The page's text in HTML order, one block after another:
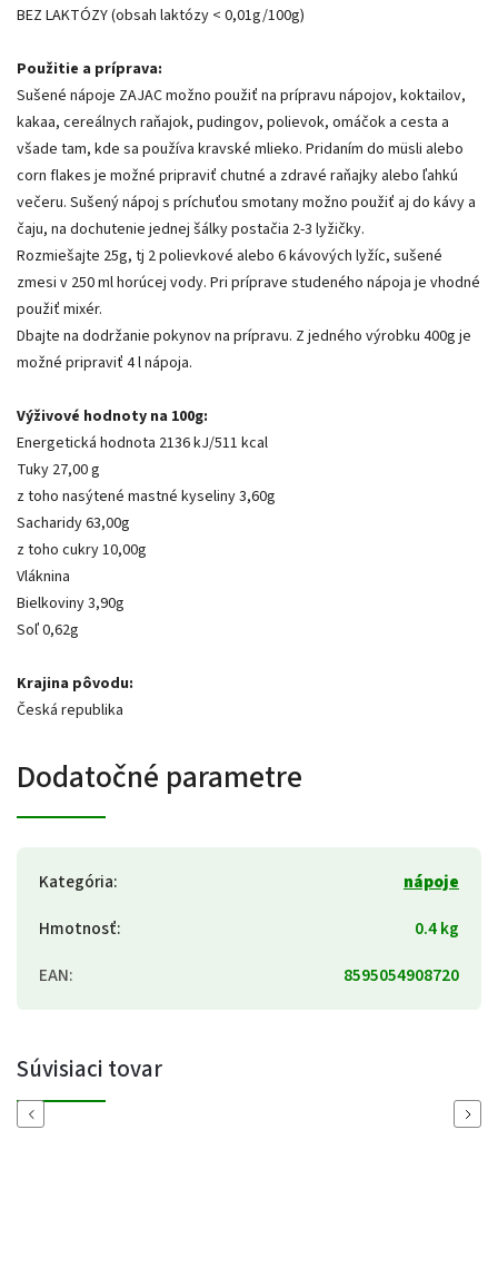
BEZ LAKTÓZY (obsah laktózy < 0,01g/100g)
Použitie a príprava:
Sušené nápoje ZAJAC možno použiť na prípravu nápojov, koktailov,
kakaa, cereálnych raňajok, pudingov, polievok, omáčok a cesta a
všade tam, kde sa používa kravské mlieko. Pridaním do müsli alebo
corn flakes je možné pripraviť chutné a zdravé raňajky alebo ľahkú
večeru. Sušený nápoj s príchuťou smotany možno použiť aj do kávy a
čaju, na dochutenie jednej šálky postačia 2-3 lyžičky.
Rozmiešajte 25g, tj 2 polievkové alebo 6 kávových lyžíc, sušené
zmesi v 250 ml horúcej vody. Pri príprave studeného nápoja je vhodné
použiť mixér.
Dbajte na dodržanie pokynov na prípravu. Z jedného výrobku 400g je
možné pripraviť 4 l nápoja.
Výživové hodnoty na 100g:
Energetická hodnota 2136 kJ/511 kcal
Tuky 27,00 g
z toho nasýtené mastné kyseliny 3,60g
Sacharidy 63,00g
z toho cukry 10,00g
Vláknina
Bielkoviny 3,90g
Soľ 0,62g
Krajina pôvodu:
Česká republika
Dodatočné parametre
Kategória:
nápoje
Hmotnosť:
0.4 kg
EAN: 8595054908720
Súvisiaci tovar
Previous Next